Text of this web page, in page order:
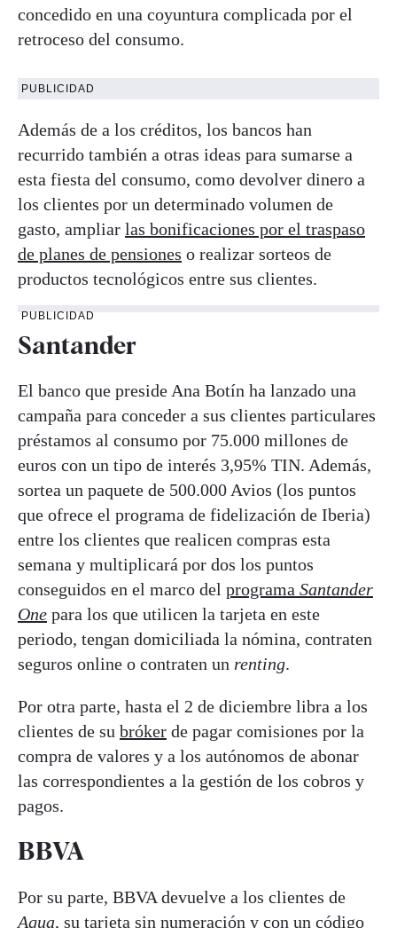
concedido en una coyuntura complicada por el
retroceso del consumo.
PUBLICIDAD
Además de a los créditos, los bancos han
recurrido también a otras ideas para sumarse a
esta fiesta del consumo, como devolver dinero a
los clientes por un determinado volumen de
gasto, ampliar las bonificaciones por el traspaso
de planes de pensiones o realizar sorteos de
productos tecnológicos entre sus clientes.
PUBLICIDAD
Santander
El banco que preside Ana Botín ha lanzado una
campaña para conceder a sus clientes particulares
préstamos al consumo por 75.000 millones de
euros con un tipo de interés 3,95% TIN. Además,
sortea un paquete de 500.000 Avios (los puntos
que ofrece el programa de fidelización de Iberia)
entre los clientes que realicen compras esta
semana y multiplicará por dos los puntos
conseguidos en el marco del programa Santander
One para los que utilicen la tarjeta en este
periodo, tengan domiciliada la nómina, contraten
seguros online o contraten un renting.
Por otra parte, hasta el 2 de diciembre libra a los
clientes de su bróker de pagar comisiones por la
compra de valores y a los autónomos de abonar
las correspondientes a la gestión de los cobros y
pagos.
BBVA
Por su parte, BBVA devuelve a los clientes de
Aqua, su tarjeta sin numeración y con un código